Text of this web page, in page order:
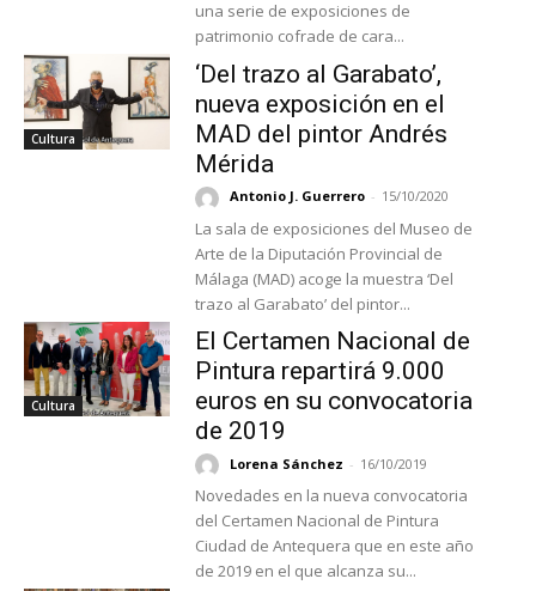
una serie de exposiciones de
patrimonio cofrade de cara...
Cultura
‘Del trazo al Garabato’,
nueva exposición en el
MAD del pintor Andrés
Mérida
Antonio J. Guerrero - 15/10/2020
La sala de exposiciones del Museo de
Arte de la Diputación Provincial de
Málaga (MAD) acoge la muestra ‘Del
trazo al Garabato’ del pintor...
Cultura
El Certamen Nacional de
Pintura repartirá 9.000
euros en su convocatoria
de 2019
Lorena Sánchez - 16/10/2019
Novedades en la nueva convocatoria
del Certamen Nacional de Pintura
Ciudad de Antequera que en este año
de 2019 en el que alcanza su...